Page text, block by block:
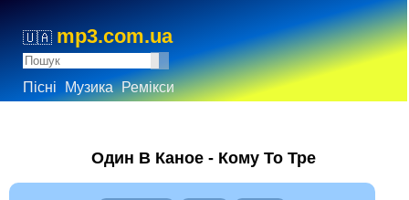
🇺🇦 mp3.com.ua
Пісні Музика Ремікси
Один В Каное - Кому То Тре